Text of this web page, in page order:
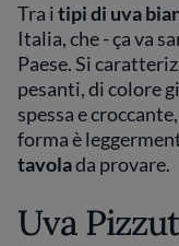
Tra itipi di uva
Italia, che - ça va
Paese. Si
pesanti, di colore
spessa e
forma è
tavolada provare.
Uva